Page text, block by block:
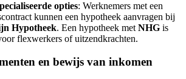
opties: Werknemers met een
kunnen een hypotheek aanvragen bij
Hypotheek. Een hypotheek met NHG is
flexwerkers of uitzendkrachten.
en bewijs van inkomen